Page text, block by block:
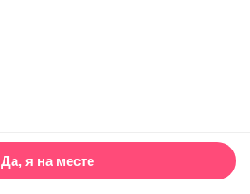
Да, я на месте